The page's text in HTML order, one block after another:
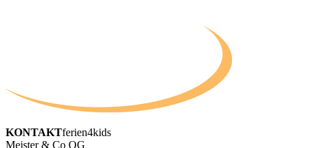
KONTAKTferien4kids
Meister & Co OG